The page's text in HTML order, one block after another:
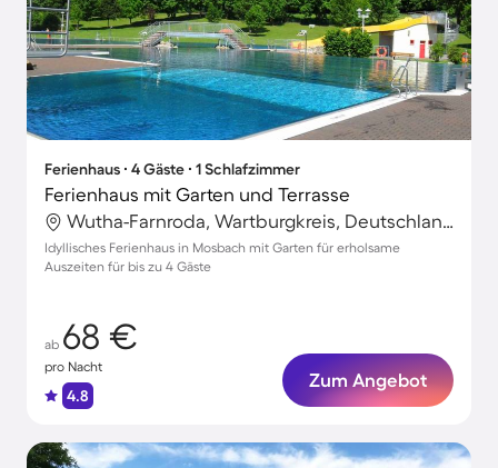
Ferienhaus ∙ 4 Gäste ∙ 1 Schlafzimmer
Ferienhaus mit Garten und Terrasse
Wutha-Farnroda, Wartburgkreis, Deutschland
Idyllisches Ferienhaus in Mosbach mit Garten für erholsame
Auszeiten für bis zu 4 Gäste
ab 68 €
pro Nacht
4.8
Zum Angebot